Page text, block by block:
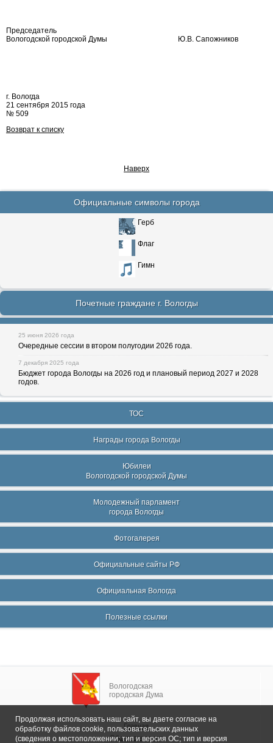
Председатель
Вологодской городской Думы
Ю.В. Сапожников
г. Вологда
21 сентября 2015 года
№ 509
Возврат к списку
Наверх
Официальные символы города
Герб
Флаг
Гимн
Почетные граждане г. Вологды
25 июня 2026 года
Очередные сессии в втором полугодии 2026 года.
7 декабря 2025 года
Бюджет города Вологды на 2026 год и плановый период 2027 и 2028
годов.
ТОС
Награды города Вологды
Юбилеи
Вологодской городской Думы
Молодежный парламент
города Вологды
Фотогалерея
Официальные сайты РФ
Официальная Вологда
Полезные ссылки
Вологодская
городская Дума
Главная
Общие сведения
Продолжая использовать наш сайт, вы даете согласие на
обработку файлов cookie, пользовательских данных
(сведения о местоположении; тип и версия ОС; тип и версия